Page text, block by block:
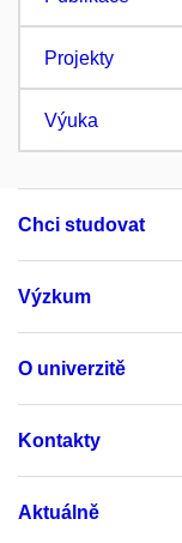
Projekty
Výuka
Chci studovat
Výzkum
O univerzitě
Kontakty
Aktuálně